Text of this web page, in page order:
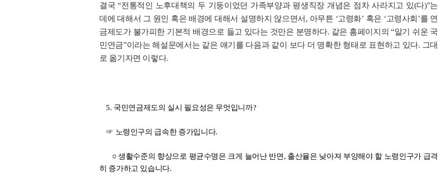
결국 “전통적인 노후대책의 두 기둥이었던 가족부양과 평생직장 개념은 점차 사라지고 있(다)”는
데에 대해서 그 원인 혹은 배경에 대해서 설명하지 않으면서, 아무튼 ‘고령화’ 혹은 ‘고령사회’를 연
금제도가 불가피한 기본적 배경으로 들고 있다는 것만은 분명하다. 같은 홈페이지의 “알기 쉬운 국
민연금”이라는 해설문에서는 같은 얘기를 다음과 같이 보다 더 명확한 형태로 표현하고 있다. 그대
로 옮기자면 이렇다.
5. 국민연금제도의 실시 필요성은 무엇입니까?
☞ 노령인구의 급속한 증가입니다.
○ 생활수준의 향상으로 평균수명은 크게 늘어난 반면, 출산율은 낮아져 부양해야 할 노령인구가 급격
히 증가하고 있습니다.